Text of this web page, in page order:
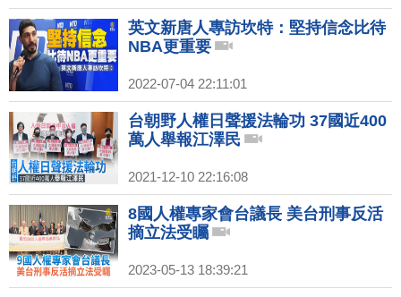
英文新唐人專訪坎特：堅持信念比待
NBA更重要
2022-07-04 22:11:01
台朝野人權日聲援法輪功 37國近400
萬人舉報江澤民
2021-12-10 22:16:08
8國人權專家會台議長 美台刑事反活
摘立法受矚
2023-05-13 18:39:21